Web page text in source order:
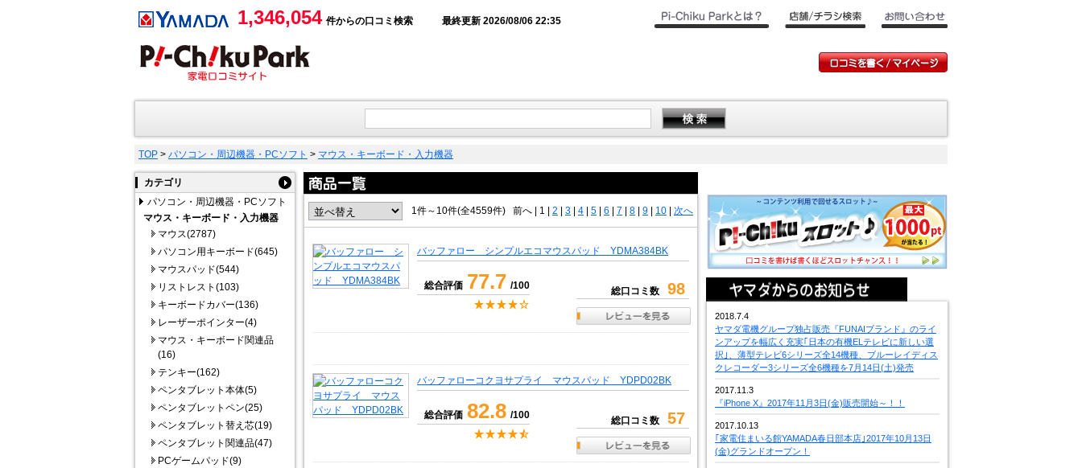
1,346,054 件からの口コミ検索 最終更新 2026/08/06 22:35
TOP > パソコン・周辺機器・PCソフト > マウス・キーボード・入力機器
カテゴリ
パソコン・周辺機器・PCソフト
マウス・キーボード・入力機器
マウス(2787)
パソコン用キーボード(645)
マウスパッド(544)
リストレスト(103)
キーボードカバー(136)
レーザーポインター(4)
マウス・キーボード関連品
(16)
テンキー(162)
ペンタブレット本体(5)
ペンタブレットペン(25)
ペンタブレット替え芯(19)
ペンタブレット関連品(47)
PCゲームパッド(9)
1件～10件(全4559件) 前へ 1 | 2 3 4 5 6 7 8 9 10 次へ
バッファロー シンプルエコマウスパッド YDMA384BK
総合評価 77.7 /100 総口コミ数 98
バッファローコクヨサプライ マウスパッド YDPD02BK
総合評価 82.8 /100 総口コミ数 57
2018.7.4
ヤマダ電機グループ独占販売『FUNAIブランド』のライ
ンアップを幅広く充実｢日本の有機ELテレビに新しい選
択｣、薄型テレビ6シリーズ全14機種、ブルーレイディス
クレコーダー3シリーズ全6機種を7月14日(土)発売
2017.11.3
『iPhone X』2017年11月3日(金)販売開始～！！
2017.10.13
｢家電住まいる館YAMADA春日部本店｣2017年10月13日
(金)グランドオープン！